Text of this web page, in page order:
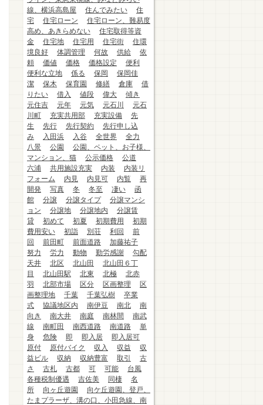
線、横浜高島屋
住んでみたい
住
宅
住宅ローン
住宅ローン、難易度
高め、あきらめない
住宅取得等資
金
住宅地 住宅用 住宅街
住環
境良好
体調管理 何故 供給
依
頼
価値 価格 価格設定
便利
便利な立地
係る 保岡
保岡佳
潔
保木 保育園 修繕 倉庫
借
りたい
借入 値段 偉大
傾き
元住吉
元年 元気 元石川
元石
川町
充実共用部 充実設備
先
生
先行 先行契約
先行申し込
み
入田浜 入谷 全世界
全力
八景
公園
公園、ペット、お子様、
マンション、猫
公示価格
公道
六浦
共用施設充実 内装
内装リ
フォーム
内見 内見可 内覧
再
開発
写真 冬 冬至 凄い
函
館
分譲 分譲タイプ
分譲マンシ
ョン
分譲地 分譲地内
分譲賃
貸
初めて 初夏 初期費用
初期
費用安い
初詣 別荘 利回
前
回
前田町 前面道路
加藤祐子
努力
労力 動物 勤労感謝
勾配
天井
北区 北山田
北山田６丁
目
北山田駅 北東 北極
北赤
羽
北部市場 区分 区画整理
区
画整理地
千葉 千葉弘樹
卒業
式
協議地区内 南伊豆 南北
南
向き
南大井 南庭 南林間
南武
線
南町田 南西道路 南道路
単
身
危険 即 即入居
即入居可
原付
原付バイク 収入 収益
収
益ビル
収納 収納豊富 取引
古
さ
古札 古都 可 可能
台風
各種税制優遇
吉佐美 同棲
名
所
向ヶ丘遊園
向ケ丘遊園、登戸、
たまプラーザ、溝の口、小田急線、南